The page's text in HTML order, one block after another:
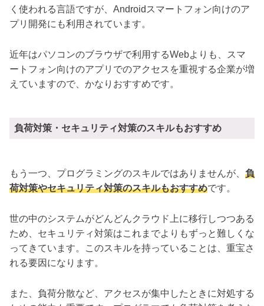
く使われる言語ですが、Androidスマートフォン向けのア
プリ開発にも利用されています。
近年はパソコンのブラウザで利用するWebよりも、スマ
ートフォン向けのアプリでのアクセスを重視する企業が増
えていますので、かなりおすすめです。
負荷対策・セキュリティ対策のスキルもおすすめ
もう一つ、プログラミングのスキルではありませんが、 負
荷対策やセキュリティ対策のスキルもおすすめです。
世の中のシステムがどんどんクラウド上に移行しつつある
ため、セキュリティ対策はこれまでよりもずっと難しくな
ってきています。このスキルを持っていることは、重宝さ
れる要因になります。
また、負荷分散など、アクセスが集中したときに対処する